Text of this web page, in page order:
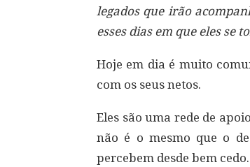
legados que irão
esses dias em que eles se
Hoje em dia é muito
com os seus netos.
Eles são uma rede de
não é o mesmo que o
percebem desde bem cedo.